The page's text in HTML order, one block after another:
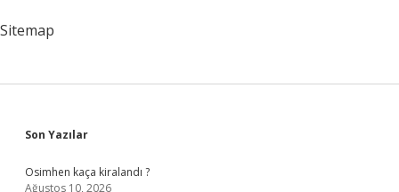
Sitemap
Sidebar
Son Yazılar
Osimhen kaça kiralandı ?
Ağustos 10, 2026